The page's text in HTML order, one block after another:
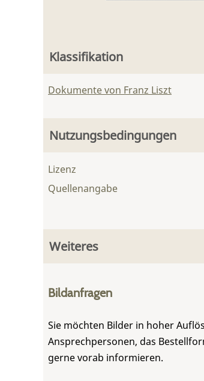
Klassifikation
Dokumente von Franz Liszt
Nutzungsbedingungen
Lizenz
Quellenangabe
Weiteres
Bildanfragen
Sie möchten Bilder in hoher
Ansprechpersonen, das
gerne vorab informieren.